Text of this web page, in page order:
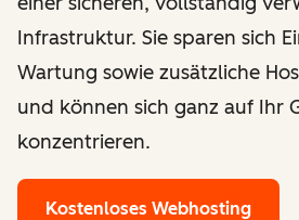
Infrastruktur. Sie sparen sich
Wartung sowie zusätzliche
und können sich ganz auf Ihr
konzentrieren.
Kostenloses Webhosting